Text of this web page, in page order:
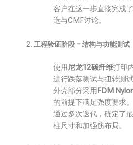
客户在这一步直接完成
选与CMF讨论。
工程验证阶段 – 结构与功能测试
使用尼龙12碳纤维打印
进行跌落测试与扭转测试
外壳部分采用 FDM
的前提下满足强度要求。
通过多次迭代，确定了
柱尺寸和加强筋布局。